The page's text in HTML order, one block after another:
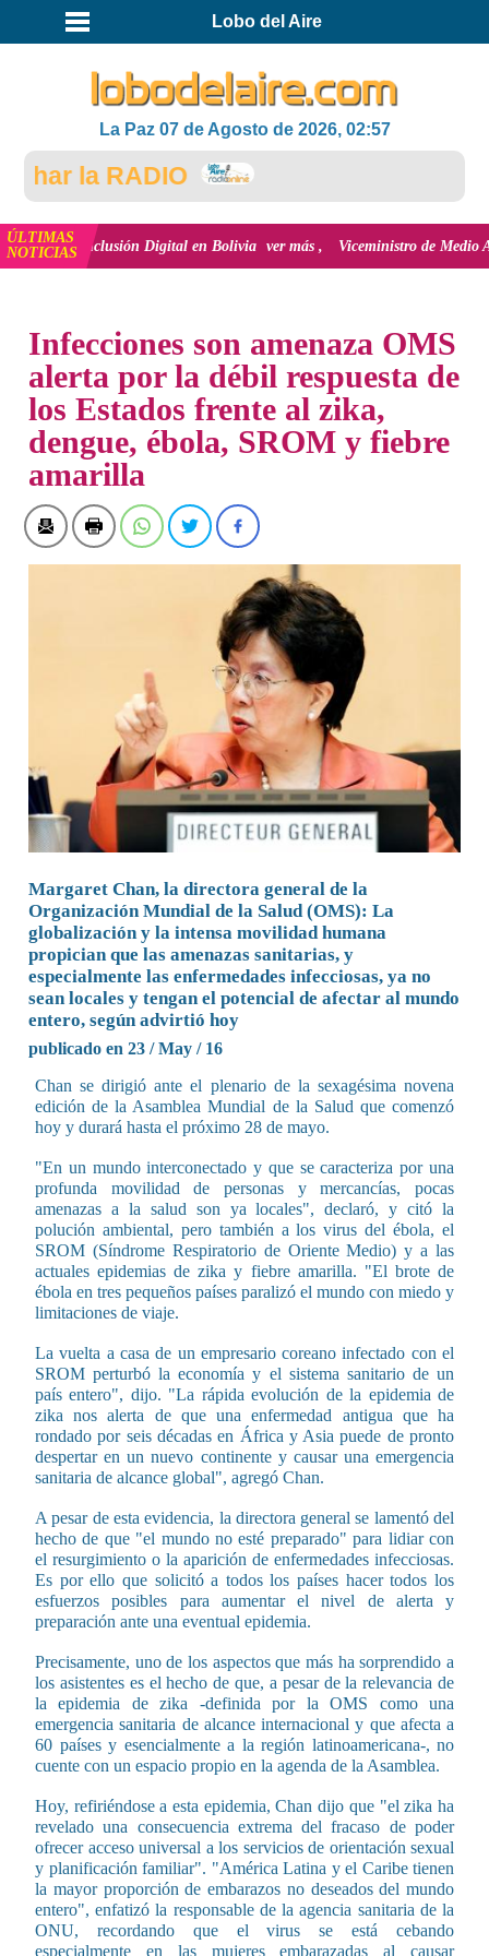
Lobo del Aire
La Paz 07 de Agosto de 2026, 02:57
la RADIO
ÚLTIMAS
NOTICIAS
la inclusión Digital en Bolivia ver más Viceministro de Medio
Infecciones son amenaza OMS
alerta por la débil respuesta de
los Estados frente al zika,
dengue, ébola, SROM y fiebre
amarilla
Margaret Chan, la directora general de la
Organización Mundial de la Salud (OMS): La
globalización y la intensa movilidad humana
propician que las amenazas sanitarias, y
especialmente las enfermedades infecciosas, ya no
sean locales y tengan el potencial de afectar al mundo
entero, según advirtió hoy
publicado en 23 / May / 16
Chan se dirigió ante el plenario de la sexagésima novena
edición de la Asamblea Mundial de la Salud que comenzó
hoy y durará hasta el próximo 28 de mayo.
"En un mundo interconectado y que se caracteriza por una
profunda movilidad de personas y mercancías, pocas
amenazas a la salud son ya locales", declaró, y citó la
polución ambiental, pero también a los virus del ébola, el
SROM (Síndrome Respiratorio de Oriente Medio) y a las
actuales epidemias de zika y fiebre amarilla. "El brote de
ébola en tres pequeños países paralizó el mundo con miedo y
limitaciones de viaje.
La vuelta a casa de un empresario coreano infectado con el
SROM perturbó la economía y el sistema sanitario de un
país entero", dijo. "La rápida evolución de la epidemia de
zika nos alerta de que una enfermedad antigua que ha
rondado por seis décadas en África y Asia puede de pronto
despertar en un nuevo continente y causar una emergencia
sanitaria de alcance global", agregó Chan.
A pesar de esta evidencia, la directora general se lamentó del
hecho de que "el mundo no esté preparado" para lidiar con
el resurgimiento o la aparición de enfermedades infecciosas.
Es por ello que solicitó a todos los países hacer todos los
esfuerzos posibles para aumentar el nivel de alerta y
preparación ante una eventual epidemia.
Precisamente, uno de los aspectos que más ha sorprendido a
los asistentes es el hecho de que, a pesar de la relevancia de
la epidemia de zika -definida por la OMS como una
emergencia sanitaria de alcance internacional y que afecta a
60 países y esencialmente a la región latinoamericana-, no
cuente con un espacio propio en la agenda de la Asamblea.
Hoy, refiriéndose a esta epidemia, Chan dijo que "el zika ha
revelado una consecuencia extrema del fracaso de poder
ofrecer acceso universal a los servicios de orientación sexual
y planificación familiar". "América Latina y el Caribe tienen
la mayor proporción de embarazos no deseados del mundo
entero", enfatizó la responsable de la agencia sanitaria de la
ONU, recordando que el virus se está cebando
especialmente en las mujeres embarazadas al causar